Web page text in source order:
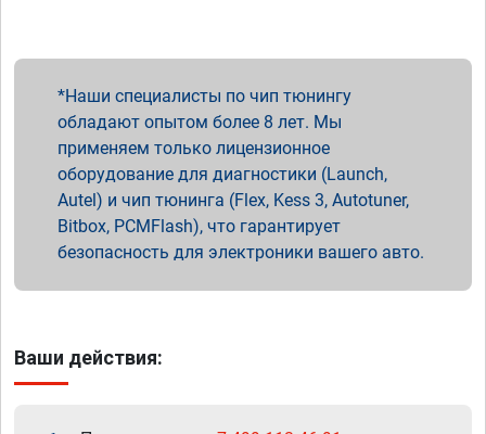
Наши специалисты по чип тюнингу
обладают опытом более 8 лет. Мы
применяем только лицензионное
оборудование для диагностики (Launch,
Autel) и чип тюнинга (Flex, Kess 3, Autotuner,
Bitbox, PCMFlash), что гарантирует
безопасность для электроники вашего авто.
Ваши действия: